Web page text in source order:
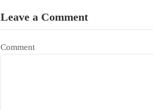
Leave a Comment
Comment